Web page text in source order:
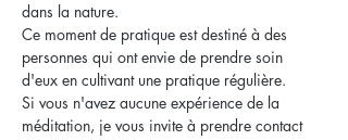
dans la nature.
Ce moment de pratique est destiné à des
personnes qui ont envie de prendre soin
d'eux en cultivant une pratique régulière.
Si vous n'avez aucune expérience de la
méditation, je vous invite à prendre contact